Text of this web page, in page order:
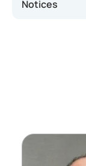
Notices